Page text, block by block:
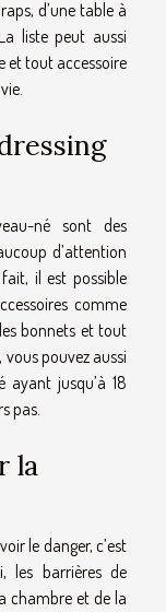
d’une table à
liste peut aussi
et tout accessoire
né sont des
d’attention
il est possible
comme
bonnets et tout
pouvez aussi
ayant jusqu’à 18
pas.
la
le danger, c’est
les barrières de
chambre et de la